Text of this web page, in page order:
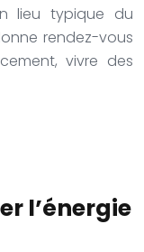
lieu typique du
rendez-vous
vivre des
l’énergie